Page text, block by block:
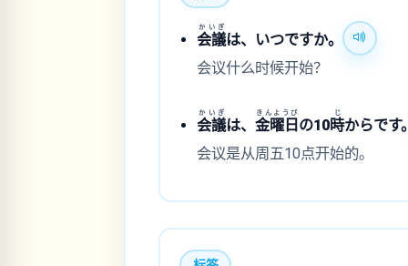
会議
かいぎ
は、いつですか。
会议什么时候开始？
会議
かいぎ
は、金曜日
きんようび
の10時
じ
からです
会议是从周五10点开始的。